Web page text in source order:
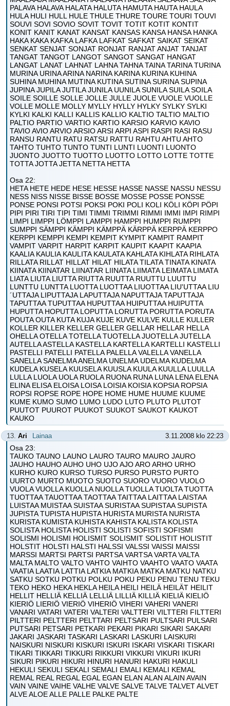
PALAVA HALAVA HALATA HALUTA HAMUTA HAUTA HAULA
HULA HULI HULL HULE THULE THURE TOURE TOURI TOUVI
SOUVI SOVI SOVIO SOVIT TOVIT TOTIT KOTIT KONTIT
KONIT KANIT KANAT KANSAT KANSAS KANSA HANSA HANKA
HAKA KAKA KAFKA LAFKA LAFKAT SAFKAT SAIKAT SEIKAT
SENKAT SENJAT SONJAT RONJAT RANJAT ANJAT TANJAT
TANGAT TANGOT LANGOT SANGOT SANGAT HANGAT
LANGAT LANAT LAHNAT LAHNA TAHNA TAINA TARINA TURINA
MURINA URINA ARINA NARINA KARINA KURINA KUHINA
SUHINA MUHINA MUTINA KUTINA SUTINA SURINA SUPINA
JUPINA JUPILA JUTILA JUNILA UUNILA SUNILA SUILA SOILA
SOILE SOILLE SOLLE JOLLE JULLE JUOLE VUOLE VUOLLE
VOLLE MOLLE MOLLY MYLLY HYLLY HYLKY SYLKY SYLKI
KYLKI KALKI KALLI KALLIS KALLIO KALTIO TALTIO MALTIO
PALTIO PARTIO VARTIO KARTIO KARSIO KARVIO KAVIO
TAVIO AVIO ARVIO ARSIO ARSI ARPI ASPI RASPI RASI RASU
RANSU RANTU RATU RATSU RATTU RAHTU AHTU AHTO
TAHTO TUHTO TUNTO TUNTI LUNTI LUONTI LUONTO
JUONTO JUOTTO TUOTTO LUOTTO LOTTO LOTTE TOTTE
TOTTA JOTTA JETTA NETTA HETTA
Osa 22:
HETA HETE HEDE HESE HESSE HASSE NASSE NASSU NESSU
NESS NISS NISSE BISSE BOSSE MOSSE POSSE PONSSE
PONSE PONSI POTSI POKSI POKI POLI KOLI KÖLI KÖPI PÖPI
PIPI PIRI TIRI TIPI TIMI TIMMI TRIMMI RIMMI IMMI IMPI RIMPI
LIMPI LIMPPI LÖMPPI LAMPPI HAMPPI HUMPPI RUMPPI
SUMPPI SÄMPPI KÄMPPI KÄMPPÄ KÄRPPÄ KERPPÄ KERPPO
KERPPI KEMPPI KEMPI KEMPIT KYMPIT KAMPIT RAMPIT
VAMPIT VARPIT HARPIT KARPIT KAUPIT KAAPIT KAAPIA
KAALIA KAULIA KAULITA KAULATA KAHLATA KIHLATA RIHLATA
RILLATA RILLAT HILLAT HILAT HILATA TILATA TINATA KINATA
KIINATA KIINATAR LIINATAR LIINATA LIIMATA LEIMATA LIMATA
LIATA LIUTA LIUTTA RIUTTA RUUTTA RUUTTU LUUTTU
LUNTTU LUNTTA LUOTTA LUOTTAA LIUOTTAA LIU'UTTAA LIU
´UTTAJA LIPUTTAJA LAPUTTAJA NAPUTTAJA TAPUTTAJA
TAPUTTAA TUPUTTAA HUPUTTAA HUIPUTTAA HUIPUTTA
HUPUTTA HOPUTTA LOPUTTA LORUTTA PORUTTA PORUTA
POUTA OUTA KUTA KUJA KUJE KUVE KULVE KULLE KULLER
KOLLER KILLER KELLER GELLER GELLAR HELLAR HELLA
OHELLA OTELLA TOTELLA TUOTELLA JUOTELLA JUTELLA
AUTELLA ASTELLA KASTELLA KARTELLA KARTELLI KASTELLI
PASTELLI PATELLI PATELLA PALELLA VALELLA VANELLA
SANELLA SANELMA ANELMA UNELMA UDELMA KUDELMA
KUDELA KUSELA KUUSELA KUUSLA KUULA KUULLA LUULLA
LULLA LUOLA UOLA RUOLA RUONA RUNA LUNA LENA ELENA
ELINA ELISA ELOISA LOISA LOISIA KOISIA KOPSIA ROPSIA
ROPSI ROPSE ROPE HOPE HOME HUME HUUME KUUME
KUME KUMO SUMO LUMO LUDO LUTO PLUTO PLUTOT
PUUTOT PUUROT PUUKOT SUUKOT SAUKOT KAUKOT
KAUKO
13. Ari Lainaa 3.11.2008 klo 22:23
Osa 23:
TAUKO TAUNO LAUNO LAURO TAURO MAURO JAURO
JAUHO HAUHO AUHO UHO UJO AJO ARO ARHO URHO
KURHO KURO KURSO TURSO PURSO PURSTO PURTO
UURTO MURTO MUOTO SUOTO SUORO VUORO VUOLO
VUOLA VUOLLA KUOLLA NUOLLA TUOLLA TUOLTA TUOTTA
TUOTTAA TAUOTTAA TAOTTAA TAITTAA LAITTAA LAISTAA
LUISTAA MUISTAA SUISTAA SURISTAA SUPISTAA SUPISTA
JUPISTA TUPISTA HUPISTA HURISTA MURISTA NURISTA
KURISTA KUMISTA KUHISTA KAHISTA KALISTA KOLISTA
SOLISTA HOLISTA HOLISTI SOLISTI SOFISTI SOFISMI
SOLISMI HOLISMI HOLISMIT SOLISMIT SOLISTIT HOLISTIT
HOLSTIT HOLSTI HALSTI HALSSI VALSSI VAISSI MAISSI
MARSSI MARTSI PARTSI PARTSA VARTSA VARTA VALTA
MALTA MALTO VALTO VAHTO VAIHTO VAAHTO VAATO VAATA
VAATIA LAATIA LATTIA LATKIA MATKIA MATKA MATKU NATKU
SATKU SOTKU POTKU POLKU POKU PEKU PENU TENU TEKU
TEKO HEKO HEKA HEKLA HEILA HEILI HEILÄ HEILÄT HEILIT
HELLIT HELLIÄ KELLIÄ LELLIÄ LILLIÄ KILLIÄ KIELIÄ KIELIÖ
KIERIÖ LIERIÖ VIERIÖ VIHERIÖ VIHERI VAHERI VANERI
VANARI VATARI VATERI VALTERI VALTTERI VILTTERI FILTTERI
PILTTERI PELTTERI PELTTARI PELTSARI PULTSARI PULSARI
PUTSARI PETSARI PETKARI PEKARI PIKARI SIKARI SAKARI
JAKARI JASKARI TASKARI LASKARI LASKURI LAISKURI
NAISKURI NISKURI KISKURI ISKURI ISKARI VISKARI TISKARI
TIKARI TIKKARI TIKKURI RIKKURI VIKKURI VIKURI IKURI
SIKURI PIKURI HIKURI HINURI HANURI HAKURI HAKULI
HEKULI SEKULI SEKALI SEMALI EMALI KEMALI KEMAL
REMAL REAL REGAL EGAL EGAN ELAN ALAN ALAIN AVAIN
VAIN VAINE VAIHE VALHE VALVE SALVE TALVE TALVET ALVET
ALVE ALOE ALLE PALLE PALKE PALTE